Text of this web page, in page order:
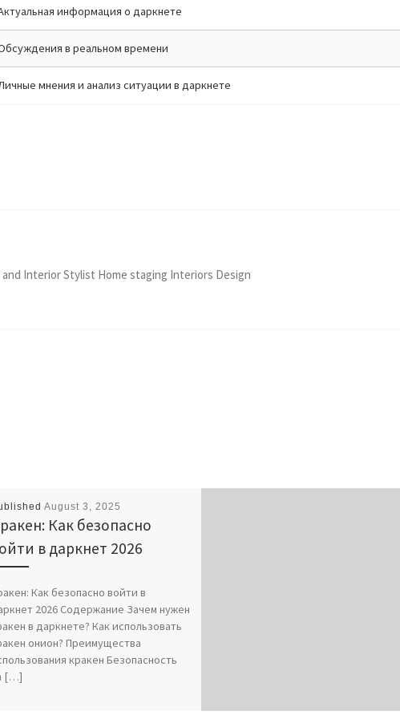
информация о даркнете
в реальном времени
мнения и анализ ситуации в даркнете
Interior Stylist Home staging Interiors Design
August 3, 2025
Как безопасно
в даркнет 2026
Как безопасно войти в
2026 Содержание Зачем нужен
в даркнете? Как использовать
онион? Преимущества
кракен Безопасность
[…]